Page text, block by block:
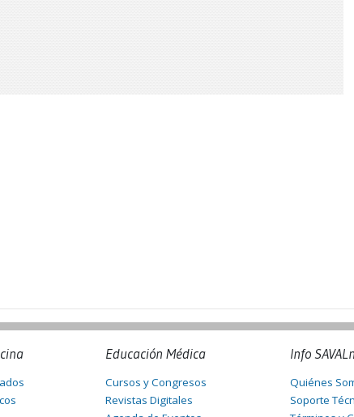
Educación Médica
Cursos y Congresos
Revistas Digitales
Info
Quiénes
Soporte